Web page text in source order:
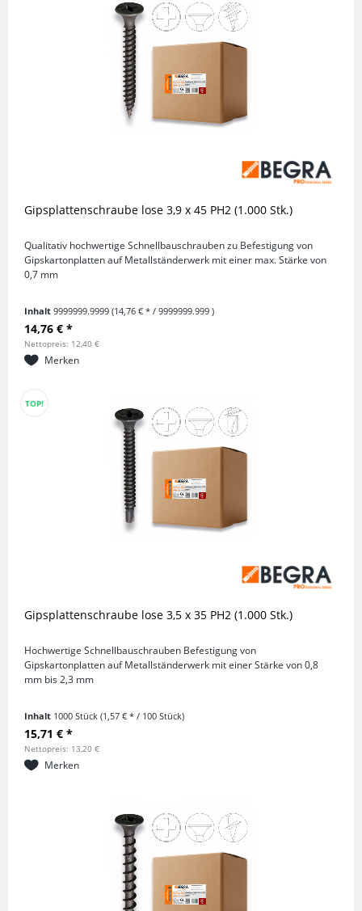
Gipsplattenschraube lose 3,9 x 45 PH2 (1.000 Stk.)
Qualitativ hochwertige Schnellbauschrauben zu Befestigung von
Gipskartonplatten auf Metallständerwerk mit einer max. Stärke von
0,7 mm
Inhalt9999999.9999(14,76 € * / 9999999.999 )
14,76 € *
Nettopreis: 12,40 €
Merken
TOP!
Gipsplattenschraube lose 3,5 x 35 PH2 (1.000 Stk.)
Hochwertige Schnellbauschrauben Befestigung von
Gipskartonplatten auf Metallständerwerk mit einer Stärke von 0,8
mm bis 2,3 mm
Inhalt 1000 Stück(1,57 € * / 100 Stück)
15,71 € *
Nettopreis: 13,20 €
Merken